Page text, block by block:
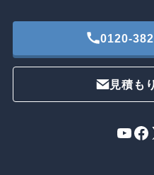
0120-
見積も